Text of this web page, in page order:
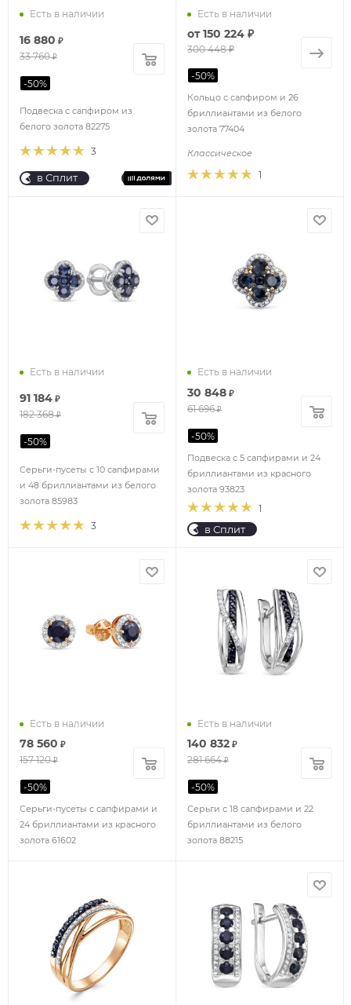
3
Подвеска с сапфиром из
белого золота 82275
Есть в наличии
16 880 ₽
33 760₽
-50%
в Сплит 1
Кольцо с сапфиром и 26
бриллиантами из белого
золота 77404
Классическое
Есть в наличии
от150 224 ₽
300 448 ₽
-50%
3
Серьги-пусеты с 10 сапфирами
и 48 бриллиантами из белого
золота 85983
Есть в наличии
91 184 ₽
182 368₽
-50%
1
Подвеска с 5 сапфирами и 24
бриллиантами из красного
золота 93823
Есть в наличии
30 848 ₽
61 696₽
-50%
в Сплит
Серьги-пусеты с сапфирами и
24 бриллиантами из красного
золота 61602
Есть в наличии
78 560 ₽
157 120₽
-50%
Серьги с 18 сапфирами и 22
бриллиантами из белого
золота 88215
Есть в наличии
140 832 ₽
281 664₽
-50%